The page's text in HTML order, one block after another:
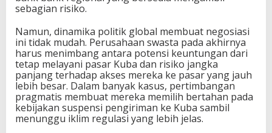
sebagian risiko.
Namun, dinamika politik global membuat negosiasi
ini tidak mudah. Perusahaan swasta pada akhirnya
harus menimbang antara potensi keuntungan dari
tetap melayani pasar Kuba dan risiko jangka
panjang terhadap akses mereka ke pasar yang jauh
lebih besar. Dalam banyak kasus, pertimbangan
pragmatis membuat mereka memilih bertahan pada
kebijakan suspensi pengiriman ke Kuba sambil
menunggu iklim regulasi yang lebih jelas.